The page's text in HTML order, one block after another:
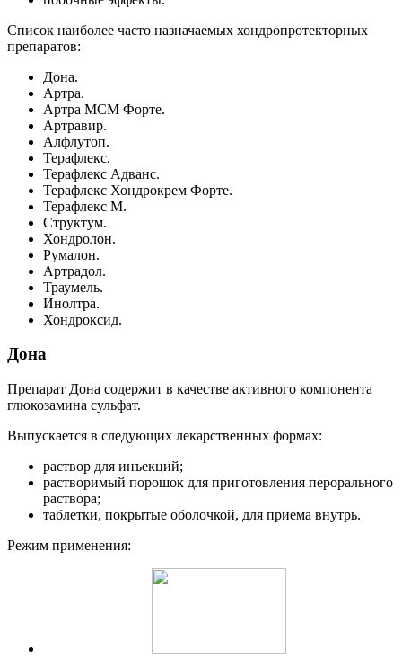
Список наиболее часто назначаемых хондропротекторных
препаратов:
Дона.
Артра.
Артра МСМ Форте.
Артравир.
Алфлутоп.
Терафлекс.
Терафлекс Адванс.
Терафлекс Хондрокрем Форте.
Терафлекс М.
Структум.
Хондролон.
Румалон.
Артрадол.
Траумель.
Инолтра.
Хондроксид.
Дона
Препарат Дона содержит в качестве активного компонента
глюкозамина сульфат.
Выпускается в следующих лекарственных формах:
раствор для инъекций;
растворимый порошок для приготовления перорального
раствора;
таблетки, покрытые оболочкой, для приема внутрь.
Режим применения: